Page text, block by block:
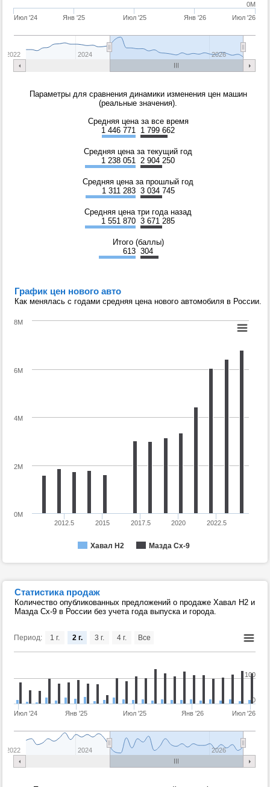
Июл '24 Янв '25 Июл '25 Янв '26 Июл '26
2024 2026
2022
0M
Параметры для сравнения динамики изменения цен машин
(реальные значения).
Средняя цена за все время
1 446 771 1 799 662
Средняя цена за текущий год
1 238 051 2 904 250
Средняя цена за прошлый год
1 311 283 3 034 745
Средняя цена три года назад
1 551 870 3 671 285
Итого (баллы)
613 304
График цен нового авто
Как менялась с годами средняя цена нового автомобиля в России.
Хавал Н2 Мазда Сх-9
2012.5 2015 2017.5 2020 2022.5
0M
2M
4M
6M
8M
Статистика продаж
Количество опубликованных предложений о продаже Хавал Н2 и
Мазда Сх-9 в России без учета года выпуска и города.
Период:
Июл '24 Янв '25 Июл '25 Янв '26 Июл '26
2024 2026
2022
0
100
1 г. 2 г. 3 г. 4 г. Все